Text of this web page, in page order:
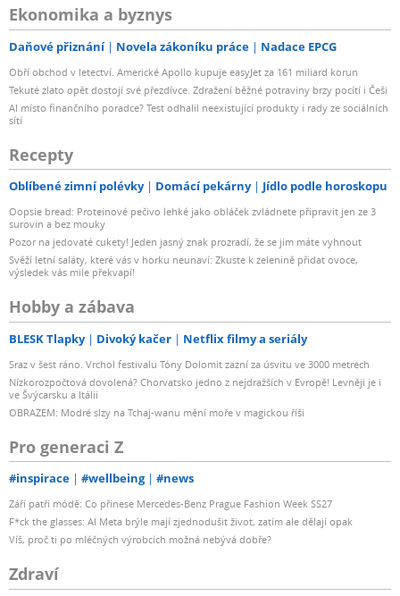
Ekonomika a byznys
Daňové přiznání Novela zákoníku práce Nadace EPCG
Obří obchod v letectví. Americké Apollo kupuje easyJet za 161 miliard korun
Tekuté zlato opět dostojí své přezdívce. Zdražení běžné potraviny brzy pocítí i Češi
AI místo finančního poradce? Test odhalil neexistující produkty i rady ze sociálních
sítí
Recepty
Oblíbené zimní polévky Domácí pekárny Jídlo podle horoskopu
Oopsie bread: Proteinové pečivo lehké jako obláček zvládnete připravit jen ze 3
surovin a bez mouky
Pozor na jedovaté cukety! Jeden jasný znak prozradí, že se jim máte vyhnout
Svěží letní saláty, které vás v horku neunaví: Zkuste k zelenině přidat ovoce,
výsledek vás mile překvapí!
Hobby a zábava
BLESK Tlapky Divoký kačer Netflix filmy a seriály
Sraz v šest ráno. Vrchol festivalu Tóny Dolomit zazní za úsvitu ve 3000 metrech
Nízkorozpočtová dovolená? Chorvatsko jedno z nejdražších v Evropě! Levněji je i
ve Švýcarsku a Itálii
OBRAZEM: Modré slzy na Tchaj-wanu mění moře v magickou říši
Pro generaci Z
#inspirace #wellbeing #news
Září patří módě: Co přinese Mercedes-Benz Prague Fashion Week SS27
F*ck the glasses: AI Meta brýle mají zjednodušit život, zatím ale dělají opak
Víš, proč ti po mléčných výrobcích možná nebývá dobře?
Zdraví